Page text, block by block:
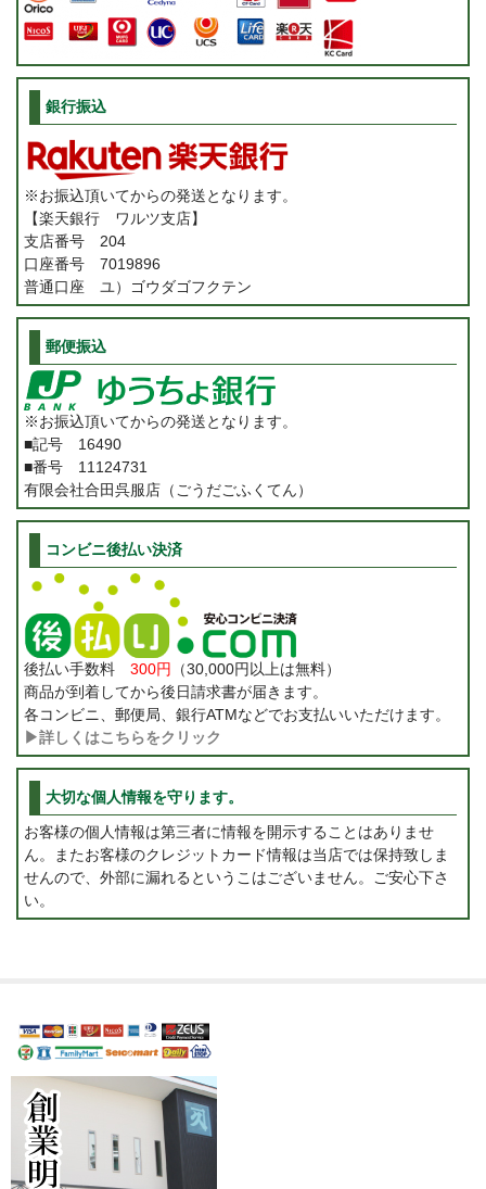
銀行振込
※お振込頂いてからの発送となります。
【楽天銀行 ワルツ支店】
支店番号 204
口座番号 7019896
普通口座 ユ）ゴウダゴフクテン
郵便振込
※お振込頂いてからの発送となります。
■記号 16490
■番号 11124731
有限会社合田呉服店（ごうだごふくてん）
コンビニ後払い決済
後払い手数料 300円 （30,000円以上は無料）
商品が到着してから後日請求書が届きます。
各コンビニ、郵便局、銀行ATMなどでお支払いいただけます。
▶詳しくはこちらをクリック
大切な個人情報を守ります。
お客様の個人情報は第三者に情報を開示することはありませ
ん。またお客様のクレジットカード情報は当店では保持致しま
せんので、外部に漏れるというこはございません。ご安心下さ
い。